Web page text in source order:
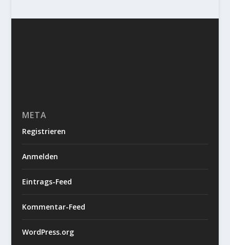
META
Registrieren
Anmelden
Eintrags-Feed
Kommentar-Feed
WordPress.org